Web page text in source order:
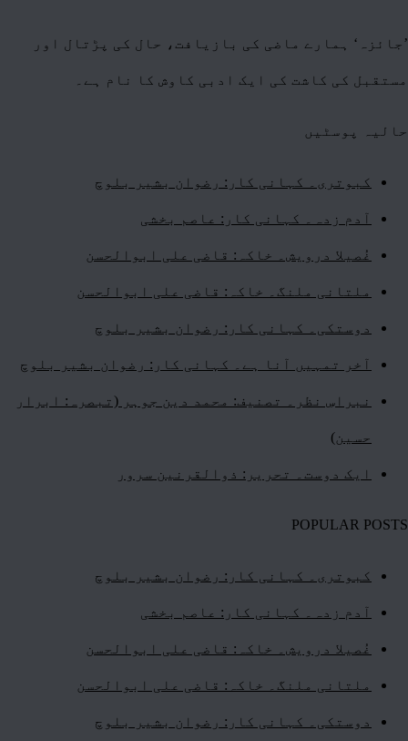
’جائزہ‘ ہمارے ماضی کی بازیافت، حال کی پڑتال اور
مستقبل کی کاشت کی ایک ادبی کاوش کا نام ہے۔
حالیہ پوسٹیں
کبوتری۔ کہانی کار: رضوان بشیر بلوچ
آدم زدہ۔ کہانی کار: عاصم بخشی
غُصیلا درویش۔ خاکہ: قاضی علی ابوالحسن
ملتانی ملنگ۔ خاکہ: قاضی علی ابوالحسن
دوستکی۔ کہانی کار: رضوان بشیر بلوچ
آخر تمہیں آنا ہے۔ کہانی کار: رضوان بشیر بلوچ
نبراسِ نظر۔ تصنیف: محمد دین جوہر (تبصرہ: ابرار
حسین)
ایک دوست۔ تحریر: ذوالقرنین سرور
POPULAR POSTS
کبوتری۔ کہانی کار: رضوان بشیر بلوچ
آدم زدہ۔ کہانی کار: عاصم بخشی
غُصیلا درویش۔ خاکہ: قاضی علی ابوالحسن
ملتانی ملنگ۔ خاکہ: قاضی علی ابوالحسن
دوستکی۔ کہانی کار: رضوان بشیر بلوچ